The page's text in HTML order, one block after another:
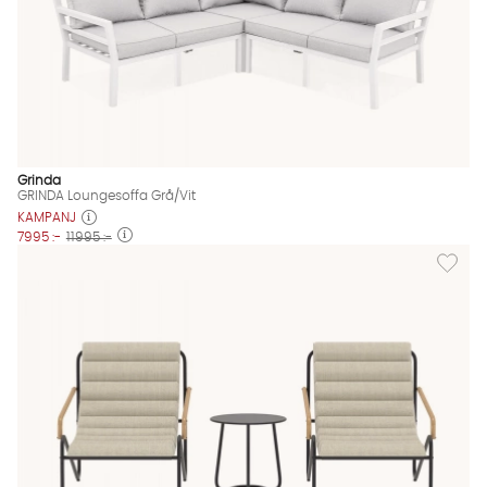
Grinda
GRINDA Loungesoffa Grå/Vit
KAMPANJ
7995 :- 11995 :-
Lägg